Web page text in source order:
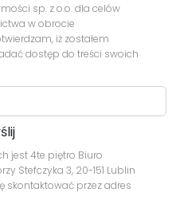
sp. z o.o. dla celów
w obrocie
iż zostałem
dostęp do treści swoich
jest 4te piętro Biuro
Stefczyka 3, 20-151 Lublin
skontaktować przez adres